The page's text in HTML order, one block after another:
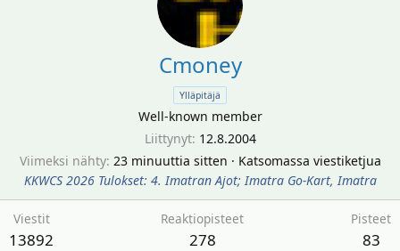
Cmoney
Ylläpitäjä
Well-known member
Liittynyt 12.8.2004
Viimeksi nähty 23 minuuttia sitten · Katsomassa viestiketjua
KKWCS 2026 Tulokset: 4. Imatran Ajot; Imatra Go-Kart, Imatra
Viestit
13892
Reaktiopisteet
278
Pisteet
83